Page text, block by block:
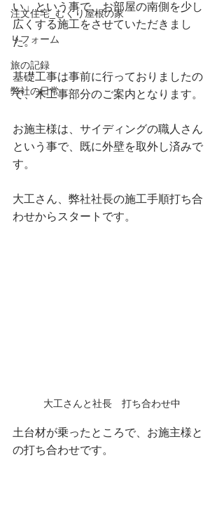
注文住宅_むくり屋根の家
リフォーム
旅の記録
弊社の日常
い」という事で、お部屋の南側を少し
広くする施工をさせていただきまし
た。
基礎工事は事前に行っておりましたの
で、木工事部分のご案内となります。
お施主様は、サイディングの職人さん
という事で、既に外壁を取外し済みで
す。
大工さん、弊社社長の施工手順打ち合
わせからスタートです。
大工さんと社長　打ち合わせ中
土台材が乗ったところで、お施主様と
の打ち合わせです。